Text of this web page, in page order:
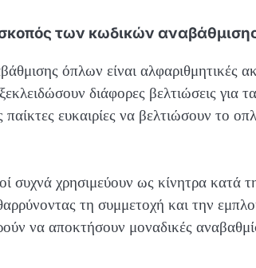
των κωδικών
όπλων είναι αλφαριθμητικές
ξεκλειδώσουν διάφορες βελτιώσεις
ευκαιρίες να βελτιώσουν το
συχνά χρησιμεύουν ως κίνητρα κατά
τη συμμετοχή και την
να αποκτήσουν μοναδικές